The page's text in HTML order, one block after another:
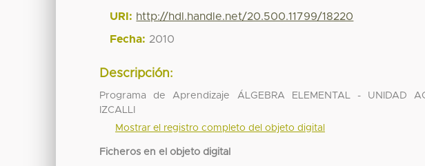
URI: http://hdl.handle.net/20.500.11799/18220
Fecha: 2010
Descripción:
Programa de Aprendizaje ÁLGEBRA ELEMENTAL - UNIDAD
IZCALLI
Mostrar el registro completo del objeto digital
Ficheros en el objeto digital